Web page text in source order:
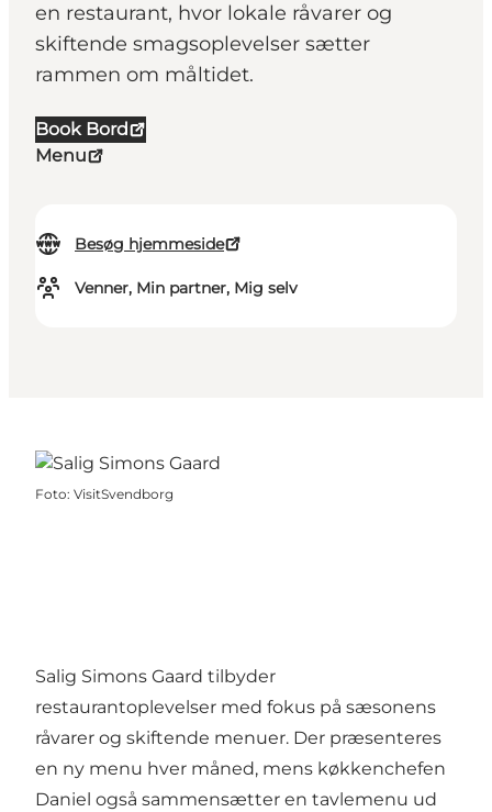
en restaurant, hvor lokale råvarer og
skiftende smagsoplevelser sætter
rammen om måltidet.
Book Bord
Menu
Besøg hjemmeside
Venner, Min partner, Mig selv
Foto: VisitSvendborg
Salig Simons Gaard tilbyder
restaurantoplevelser med fokus på sæsonens
råvarer og skiftende menuer. Der præsenteres
en ny menu hver måned, mens køkkenchefen
Daniel også sammensætter en tavlemenu ud